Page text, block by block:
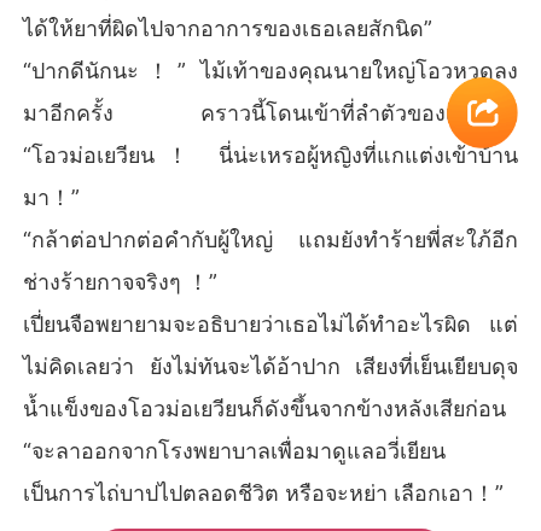
ได้ให้ยาที่ผิดไปจากอาการของเธอเลยสักนิด”
“ปากดีนักนะ！” ไม้เท้าของคุณนายใหญ่โอวหวดลง
มาอีกครั้ง คราวนี้โดนเข้าที่ลำตัวของเปี่ยนจือ
“โอวม่อเยวียน！ นี่น่ะเหรอผู้หญิงที่แกแต่งเข้าบ้าน
มา！”
“กล้าต่อปากต่อคำกับผู้ใหญ่ แถมยังทำร้ายพี่สะใภ้อีก
ช่างร้ายกาจจริงๆ ！”
เปี่ยนจือพยายามจะอธิบายว่าเธอไม่ได้ทำอะไรผิด แต่
ไม่คิดเลยว่า ยังไม่ทันจะได้อ้าปาก เสียงที่เย็นเยียบดุจ
น้ำแข็งของโอวม่อเยวียนก็ดังขึ้นจากข้างหลังเสียก่อน
“จะลาออกจากโรงพยาบาลเพื่อมาดูแลอวี่เยียน
เป็นการไถ่บาปไปตลอดชีวิต หรือจะหย่า เลือกเอา！”